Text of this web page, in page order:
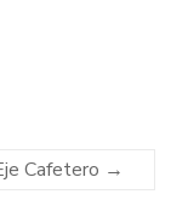
Cafetero →